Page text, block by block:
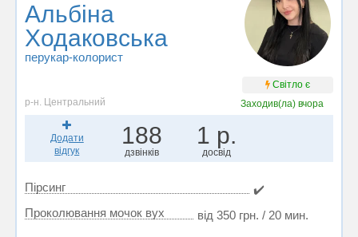
Альбіна
Ходаковська
перукар-колорист
Світло є
р-н. Центральний
Заходив(ла) вчора
Додати
відгук
188
дзвінків
1 р.
досвід
Пірсинг
✔️
Проколювання мочок вух
від 350 грн. / 20 мин.